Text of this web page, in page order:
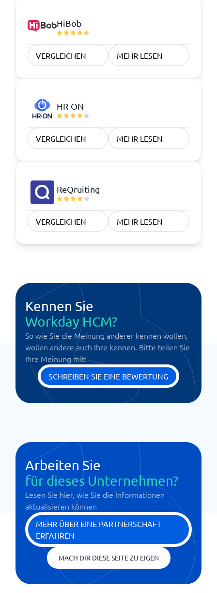
HiBob
VERGLEICHEN MEHR LESEN
HR-ON
VERGLEICHEN MEHR LESEN
ReQruiting
VERGLEICHEN MEHR LESEN
Kennen Sie
Workday HCM?
So wie Sie die Meinung anderer kennen wollen,
wollen andere auch Ihre kennen. Bitte teilen Sie
Ihre Meinung mit!
SCHREIBEN SIE EINE BEWERTUNG
Arbeiten Sie
für dieses Unternehmen?
Lesen Sie hier, wie Sie die Informationen
aktualisieren können
MEHR ÜBER EINE PARTNERSCHAFT
ERFAHREN
MACH DIR DIESE SEITE ZU EIGEN